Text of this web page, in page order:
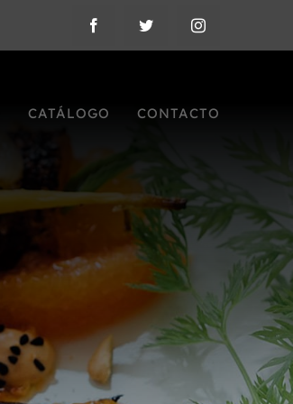
CATÁLOGO CONTACTO